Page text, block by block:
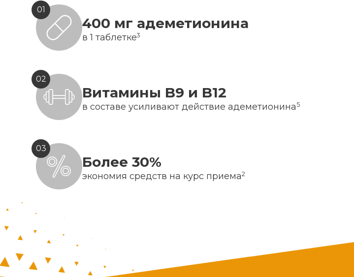
01
400 мг адеметионина
в 1 таблетке3
02
Витамины B9 и B12
в составе усиливают действие адеметионина5
03
Более 30%
экономия средств на курс приема2